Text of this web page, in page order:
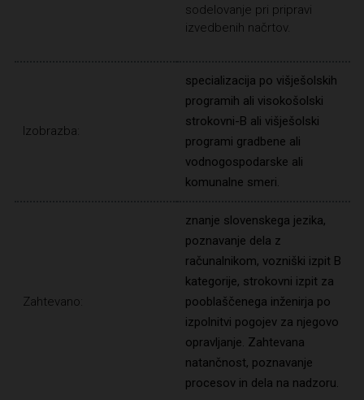
sodelovanje pri pripravi
izvedbenih načrtov.
Izobrazba:
specializacija po višješolskih
programih ali visokošolski
strokovni-B ali višješolski
programi gradbene ali
vodnogospodarske ali
komunalne smeri.
Zahtevano:
znanje slovenskega jezika,
poznavanje dela z
računalnikom, vozniški izpit B
kategorije, strokovni izpit za
pooblaščenega inženirja po
izpolnitvi pogojev za njegovo
opravljanje. Zahtevana
natančnost, poznavanje
procesov in dela na nadzoru.